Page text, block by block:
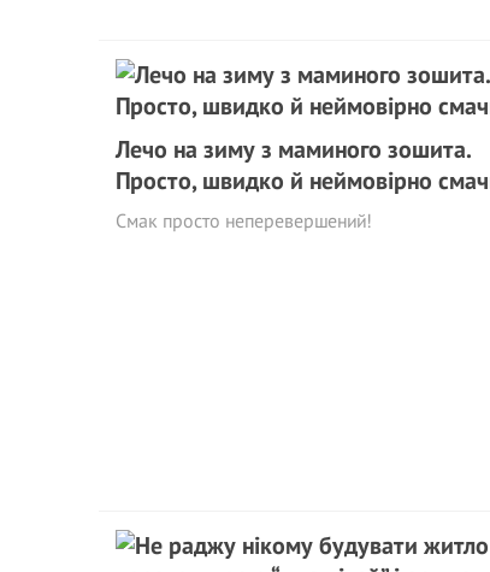
Лечо на зиму з маминого зошита.
Просто, швидко й неймовірно
Смак просто неперевершений!